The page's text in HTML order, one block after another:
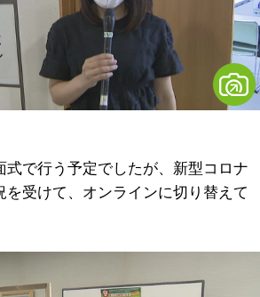
式で行う予定でしたが、新型コロナ
を受けて、オンラインに切り替えて